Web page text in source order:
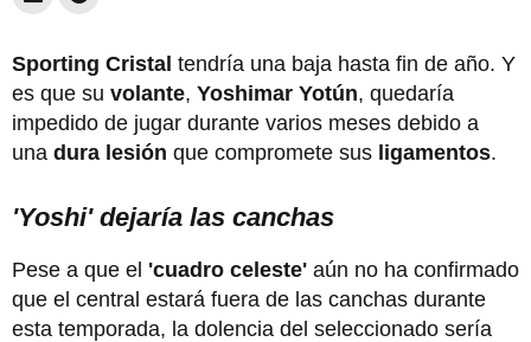
Sporting Cristal tendría una baja hasta fin de año. Y
es que su volante, Yoshimar Yotún, quedaría
impedido de jugar durante varios meses debido a
una dura lesión que compromete sus ligamentos.
'Yoshi' dejaría las canchas
Pese a que el 'cuadro celeste' aún no ha confirmado
que el central estará fuera de las canchas durante
esta temporada, la dolencia del seleccionado sería